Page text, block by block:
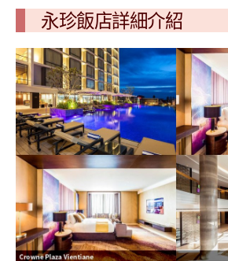
永珍飯店詳細介紹